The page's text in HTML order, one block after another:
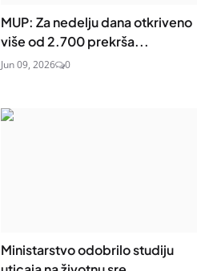
MUP: Za nedelju dana otkriveno
više od 2.700 prekrša...
Jun 09, 2026 0
Ministarstvo odobrilo studiju